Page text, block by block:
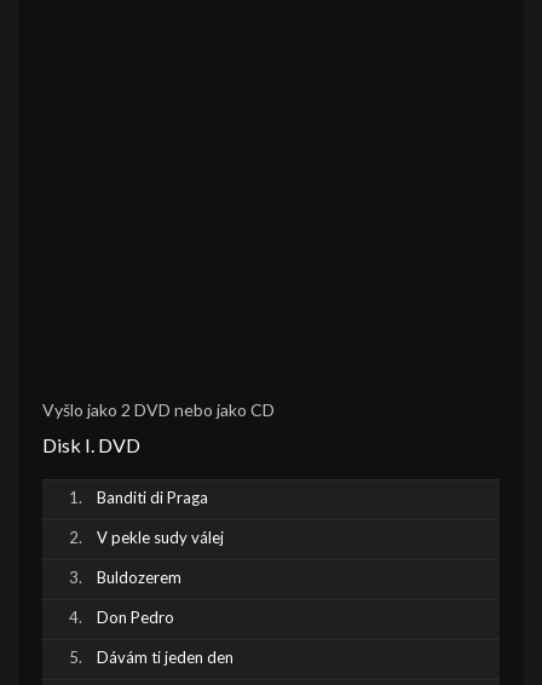
Vyšlo jako 2 DVD nebo jako CD
Disk I. DVD
Banditi di Praga
V pekle sudy válej
Buldozerem
Don Pedro
Dávám ti jeden den